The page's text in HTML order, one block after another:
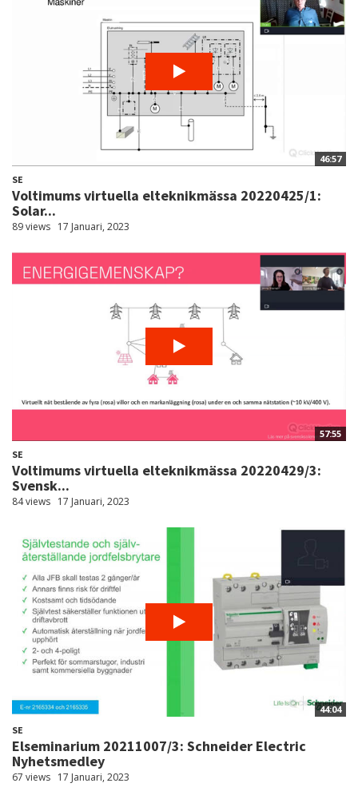
46:57
SE
Voltimums virtuella elteknikmässa 20220425/1:
Solar...
89 views 17 Januari, 2023
57:55
SE
Voltimums virtuella elteknikmässa 20220429/3:
Svensk...
84 views 17 Januari, 2023
44:04
SE
Elseminarium 20211007/3: Schneider Electric
Nyhetsmedley
67 views 17 Januari, 2023